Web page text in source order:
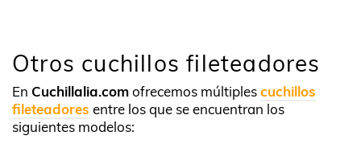
Otros cuchillos fileteadores
En Cuchillalia.comofrecemos múltiplescuchillos
fileteadores entre los que se encuentran los
siguientes modelos: